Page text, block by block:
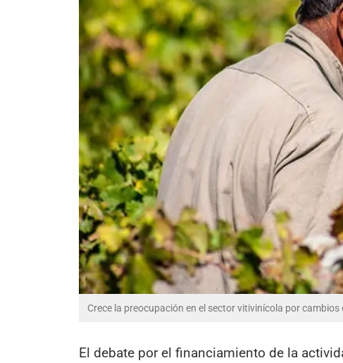
Crece la preocupación en el sector vitivinícola por
El debate por el financiamiento de la